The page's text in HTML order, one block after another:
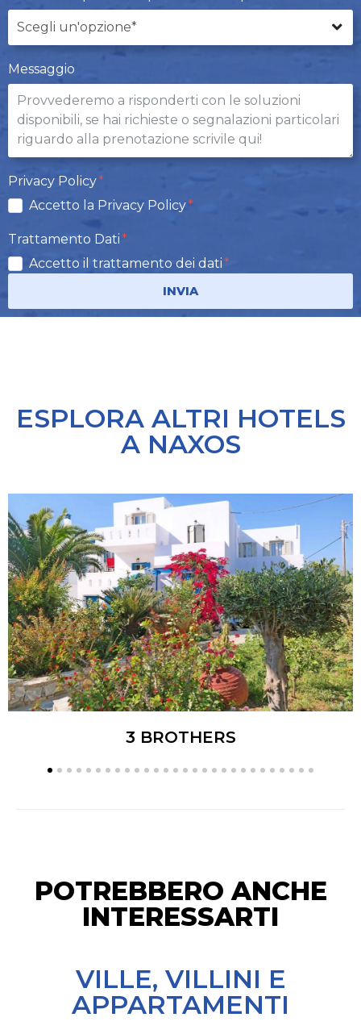
Messaggio
Privacy Policy
Accetto la Privacy Policy
Trattamento Dati
Accetto il trattamento dei dati
INVIA
ESPLORA ALTRI HOTELS
A NAXOS
3 BROTHERS
POTREBBERO ANCHE
INTERESSARTI
VILLE, VILLINI E
APPARTAMENTI